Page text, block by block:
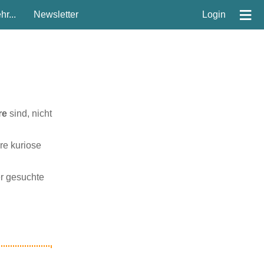
Newsletter Login ≡
sind, nicht
kuriose
gesuchte